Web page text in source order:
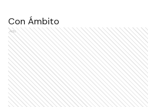
Con Ámbito
Ads